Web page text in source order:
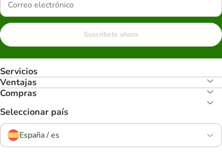
Suscríbete ahora
Servicios
Ventajas
Compras
Seleccionar país
España / es